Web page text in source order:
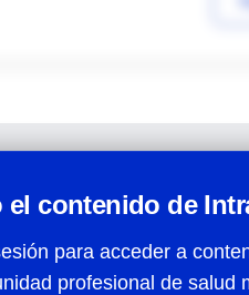
el contenido de
para acceder a
profesional de salud